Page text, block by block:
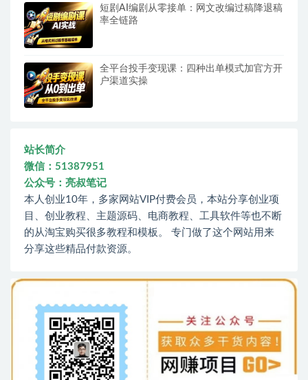
短剧AI编剧从零接单：网文改编过稿降退稿
率全链路
全平台投手变现课：四种出单模式加官方开
户渠道实操
站长简介
微信：51387951
公众号：亮叔笔记
本人创业10年，多家网站VIP付费会员，本站分享创业项
目、创业教程、主题源码、电商教程、工具软件等也不断
的从淘宝购买很多教程和模板。 专门做了这个网站用来
分享这些精品付款资源。